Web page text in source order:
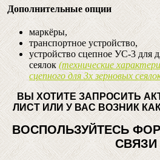
Дополнительные опции
маркёры,
транспортное устройство,
устройство сцепное УС-3 для
сеялок(технические
сцепного для 3х зерновых
ВЫ ХОТИТЕ ЗАПРОСИТЬ
ЛИСТ ИЛИ У ВАС ВОЗНИК
ВОСПОЛЬЗУЙТЕСЬ
СВЯЗИ